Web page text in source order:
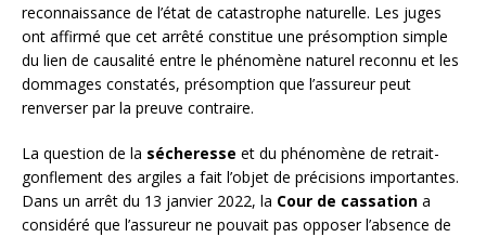
reconnaissance de l’état de catastrophe naturelle. Les juges
ont affirmé que cet arrêté constitue une présomption simple
du lien de causalité entre le phénomène naturel reconnu et les
dommages constatés, présomption que l’assureur peut
renverser par la preuve contraire.
La question de la sécheresse et du phénomène de retrait-
gonflement des argiles a fait l’objet de précisions importantes.
Dans un arrêt du 13 janvier 2022, la Cour de cassation a
considéré que l’assureur ne pouvait pas opposer l’absence de